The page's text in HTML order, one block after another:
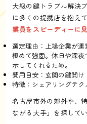
大級の鍵トラブル解決
に多くの提携店を抱え
業員をスピーディーに
選定理由：上場企業が
極めて強固。休日や深
示してくれるため。
費用目安：玄関の鍵開
特徴：シェアリングテ
名古屋市外の郊外や、
ながる大手」を探して